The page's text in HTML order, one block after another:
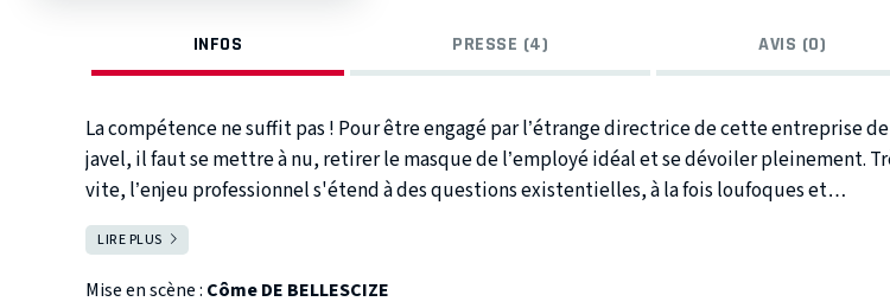
INFOS PRESSE (4) AVIS (0)
La compétence ne suffit pas ! Pour être engagé par l’étrange directrice de cette entreprise de
javel, il faut se mettre à nu, retirer le masque de l’employé idéal et se dévoiler pleinement. Très
vite, l’enjeu professionnel s'étend à des questions existentielles, à la fois loufoques et
inquiétantes. Côme de Bellescize signe avec "Soyez vous-même" une comédie acide et déjantée
où tous les moyens sont bons pour parvenir à être soi-même.
LIRE PLUS
Mise en scène : Côme DE BELLESCIZE